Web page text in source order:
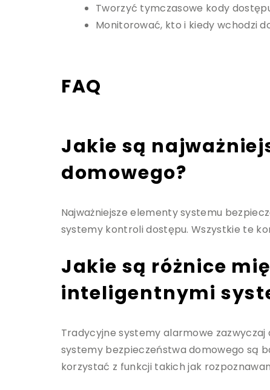
Tworzyć tymczasowe kody
Monitorować, kto i kiedy wchodzi
FAQ
Jakie są
domowego?
Najważniejsze elementy systemu
systemy kontroli dostępu. Wszystkie te
Jakie są różnice
inteligentnymi
Tradycyjne systemy alarmowe
systemy bezpieczeństwa domowego są
korzystać z funkcji takich jak